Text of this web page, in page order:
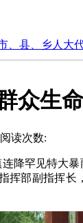
、县、乡人大
众生
读次数:
降罕见特大
挥部副指挥